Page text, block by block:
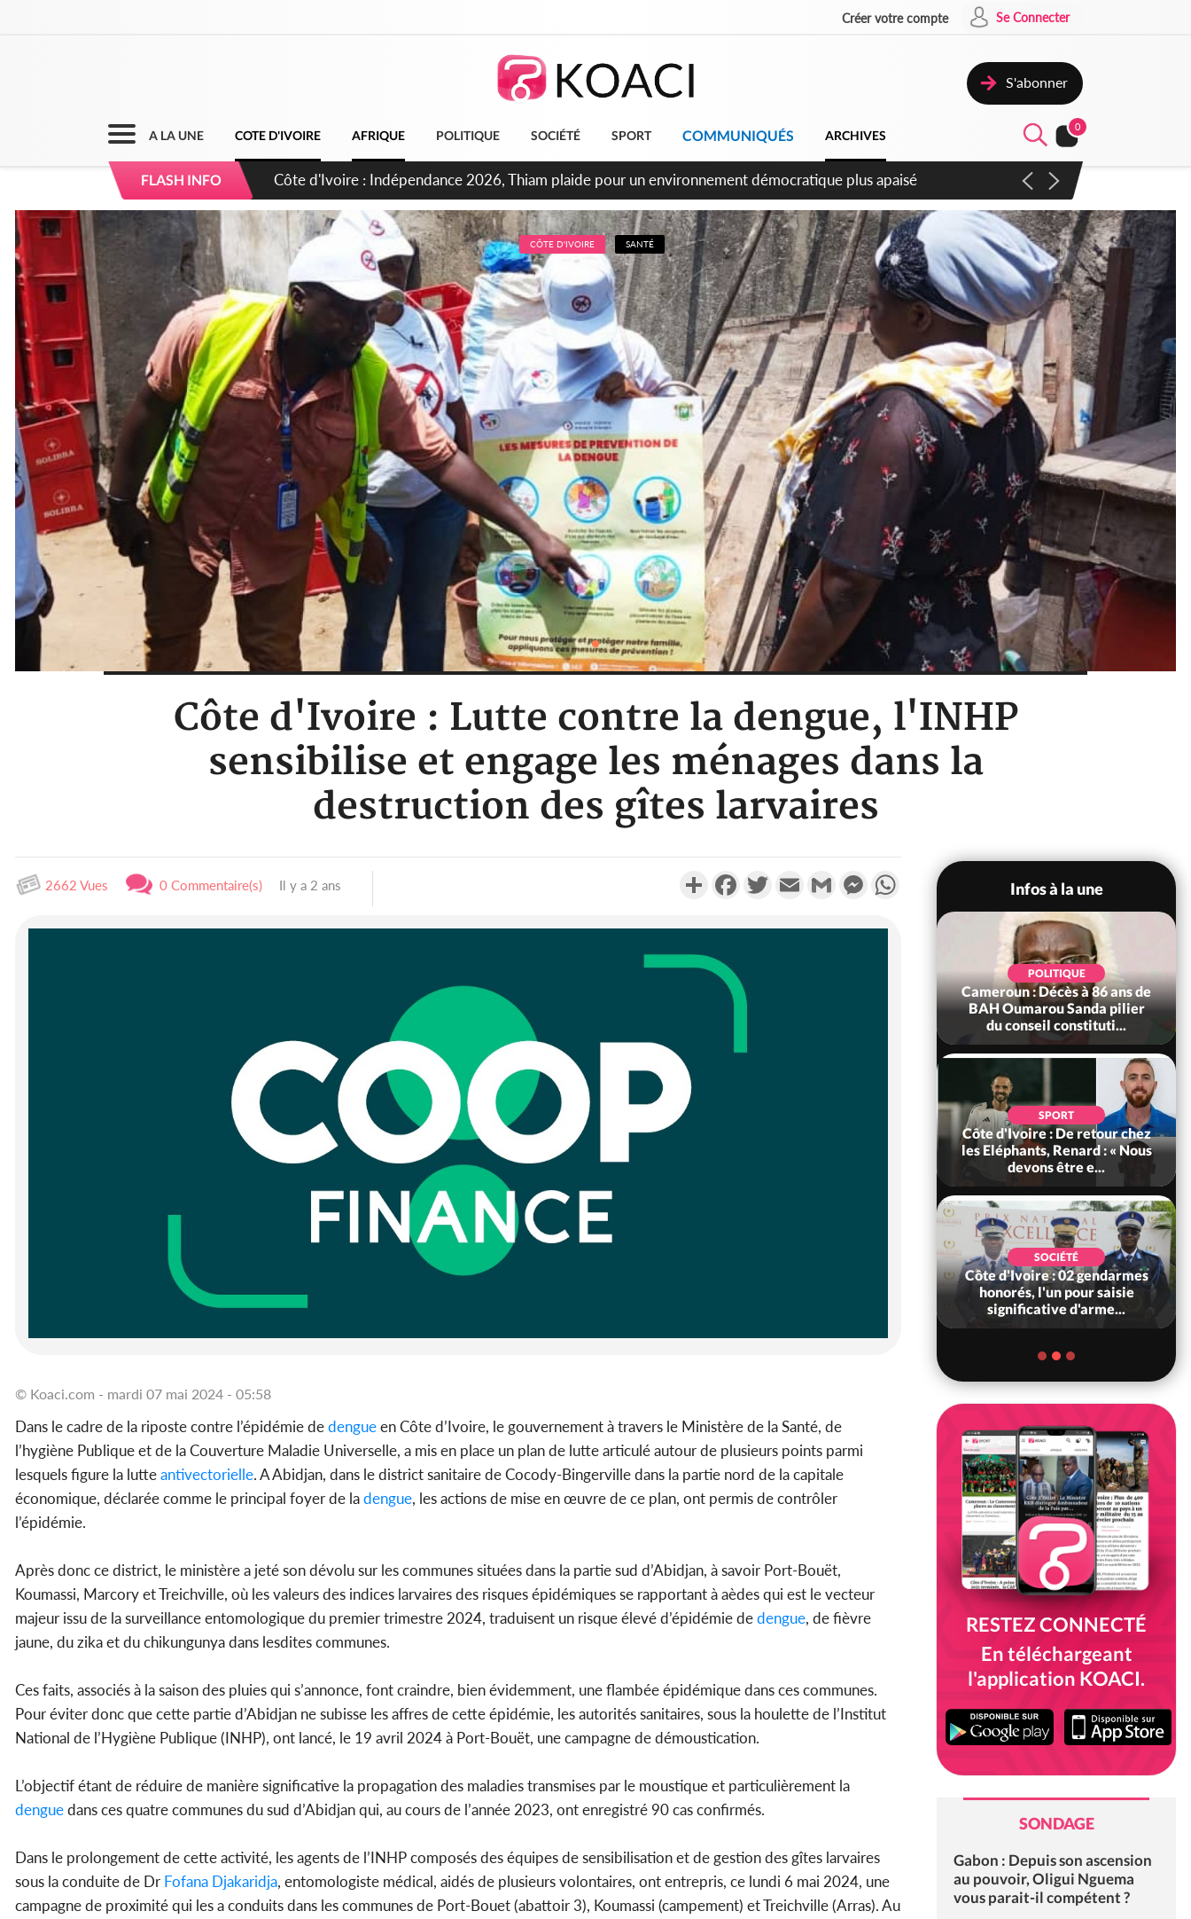
Créer votre compte Se Connecter
S'abonner
A LA UNE COTE D'IVOIRE AFRIQUE POLITIQUE SOCIÉTÉ SPORT COMMUNIQUÉS ARCHIVES
0
FLASH INFO Côte d'Ivoire : Concours INFAS 2026, les convocations seront disponibles à compter du samedi
CÔTE D'IVOIRE SANTÉ
Côte d'Ivoire : Lutte contre la dengue, l'INHP
sensibilise et engage les ménages dans la
destruction des gîtes larvaires
2662 Vues 0 Commentaire(s) Il y a 2 ans PartagerFacebookTwitterEmail Gmail MessengerWhatsApp
© Koaci.com - mardi 07 mai 2024 - 05:58
Dans le cadre de la riposte contre l’épidémie dedengueen Côte d’Ivoire, le gouvernement à travers le Ministère de la Santé, de
l’hygiène Publique et de la Couverture Maladie Universelle, a mis en place un plan de lutte articulé autour de plusieurs points parmi
lesquels figure la lutteantivectorielle. A Abidjan, dans le district sanitaire de Cocody-Bingerville dans la partie nord de la capitale
économique, déclarée comme le principal foyer de ladengue, les actions de mise en œuvre de ce plan, ont permis de contrôler
l’épidémie.
Après donc ce district, le ministère a jeté son dévolu sur les communes situées dans la partie sud d’Abidjan, à savoir Port-Bouët,
Koumassi, Marcory et Treichville, où les valeurs des indices larvaires des risques épidémiques se rapportant à aèdes qui est le vecteur
majeur issu de la surveillance entomologique du premier trimestre 2024, traduisent un risque élevé d’épidémie dedengue, de fièvre
jaune, du zika et du chikungunya dans lesdites communes.
Ces faits, associés à la saison des pluies qui s’annonce, font craindre, bien évidemment, une flambée épidémique dans ces communes.
Pour éviter donc que cette partie d’Abidjan ne subisse les affres de cette épidémie, les autorités sanitaires, sous la houlette de l’Institut
National de l’Hygiène Publique (INHP), ont lancé, le 19 avril 2024 à Port-Bouët, une campagne de démoustication.
L’objectif étant de réduire de manière significative la propagation des maladies transmises par le moustique et particulièrement la
denguedans ces quatre communes du sud d’Abidjan qui, au cours de l’année 2023, ont enregistré 90 cas confirmés.
Dans le prolongement de cette activité, les agents de l’INHP composés des équipes de sensibilisation et de gestion des gîtes larvaires
sous la conduite de Dr Fofana Djakaridja, entomologiste médical, aidés de plusieurs volontaires, ont entrepris, ce lundi 6 mai 2024, une
campagne de proximité qui les a conduits dans les communes de Port-Bouet (abattoir 3), Koumassi (campement) et Treichville (Arras). Au
Infos à la une
l'inscription sans frais au
POLITIQUE
Cameroun : Décès à 86 ans de
BAH Oumarou Sanda pilier
du conseil constituti...
SPORT
Côte d'Ivoire : De retour chez
les Eléphants, Renard : « Nous
devons être e...
SOCIÉTÉ
Côte d'Ivoire : 02 gendarmes
honorés, l'un pour saisie
significative d'arme...
RESTEZ CONNECTÉ
En téléchargeant
l'application KOACI.
SONDAGE
Gabon : Depuis son ascension
au pouvoir, Oligui Nguema
vous parait-il compétent ?